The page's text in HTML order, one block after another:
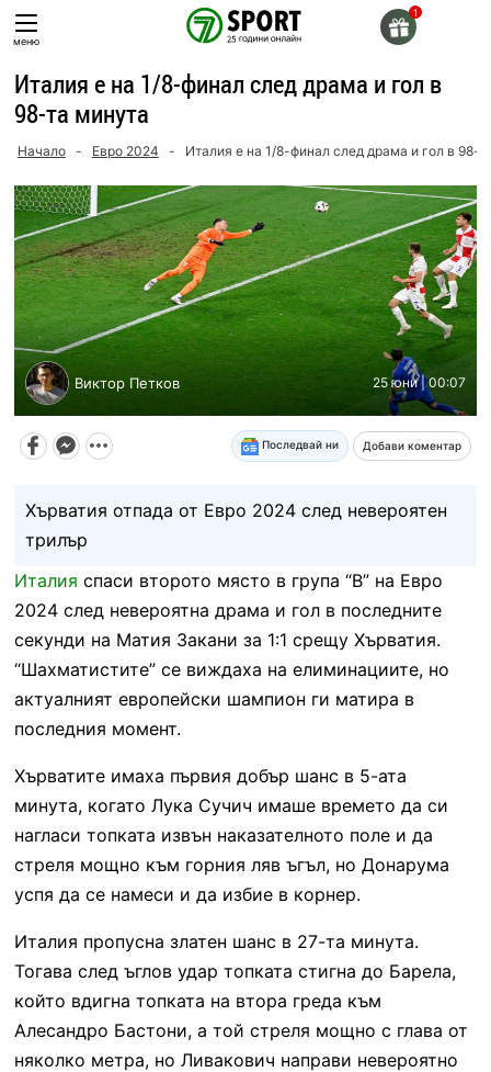
Skip
toменю
Италия е на 1/8-финал след драма и гол в
98-та минута
Начало - Евро 2024 - Италия е на 1/8-финал след драма и гол в 98-
Виктор Петков 25 юни | 00:07
Последвай ни Добави коментар
Хърватия отпада от Евро 2024 след невероятен
трилър
Италия спаси второто място в група “В” на Евро
2024 след невероятна драма и гол в последните
секунди на Матия Закани за 1:1 срещу Хърватия.
“Шахматистите” се виждаха на елиминациите, но
актуалният европейски шампион ги матира в
последния момент.
Хърватите имаха първия добър шанс в 5-ата
минута, когато Лука Сучич имаше времето да си
нагласи топката извън наказателното поле и да
стреля мощно към горния ляв ъгъл, но Донарума
успя да се намеси и да избие в корнер.
Италия пропусна златен шанс в 27-та минута.
Тогава след ъглов удар топката стигна до Барела,
който вдигна топката на втора греда към
Алесандро Бастони, а той стреля мощно с глава от
няколко метра, но Ливакович направи невероятно